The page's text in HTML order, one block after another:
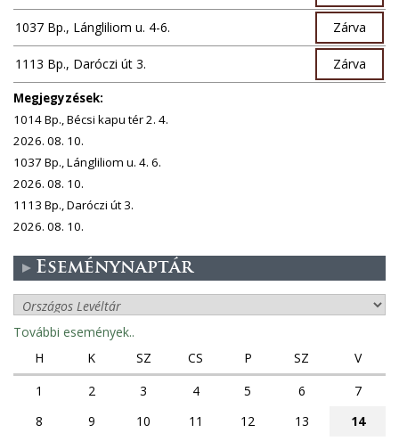
1037 Bp., Lángliliom u. 4-6. Zárva
1113 Bp., Daróczi út 3. Zárva
Megjegyzések:
1014 Bp., Bécsi kapu tér 2. 4.
2026. 08. 10.
1037 Bp., Lángliliom u. 4. 6.
2026. 08. 10.
1113 Bp., Daróczi út 3.
2026. 08. 10.
Eseménynaptár
További események..
H
K SZ CS P SZ
V
1
2 3 4 5 6
7
8
9 10 11 12 13
14